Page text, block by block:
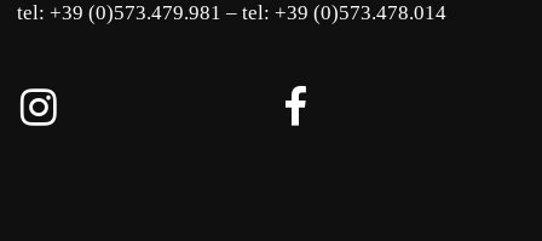
tel: +39 (0)573.479.981 – tel: +39 (0)573.478.014